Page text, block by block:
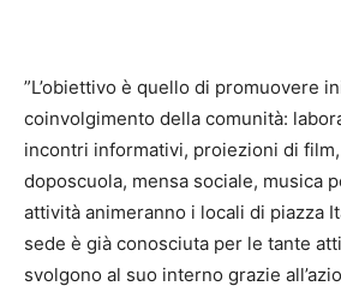
”L’obiettivo è quello di promuovere
coinvolgimento della comunità:
incontri informativi, proiezioni di
doposcuola, mensa sociale, musica
attività animeranno i locali di piazza
sede è già conosciuta per le tante
svolgono al suo interno grazie